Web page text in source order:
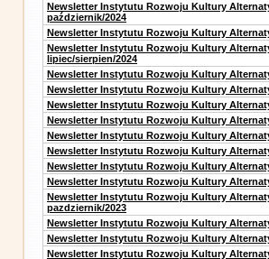
Newsletter Instytutu Rozwoju Kultury
październik/2024
Newsletter Instytutu Rozwoju Kultury
Newsletter Instytutu Rozwoju Kultury
lipiec/sierpien/2024
Newsletter Instytutu Rozwoju Kultury
Newsletter Instytutu Rozwoju Kultury
Newsletter Instytutu Rozwoju Kultury
Newsletter Instytutu Rozwoju Kultury
Newsletter Instytutu Rozwoju Kultury
Newsletter Instytutu Rozwoju Kultury
Newsletter Instytutu Rozwoju Kultury
Newsletter Instytutu Rozwoju Kultury
Newsletter Instytutu Rozwoju Kultury
pazdziernik/2023
Newsletter Instytutu Rozwoju Kultury
Newsletter Instytutu Rozwoju Kultury
Newsletter Instytutu Rozwoju Kultury